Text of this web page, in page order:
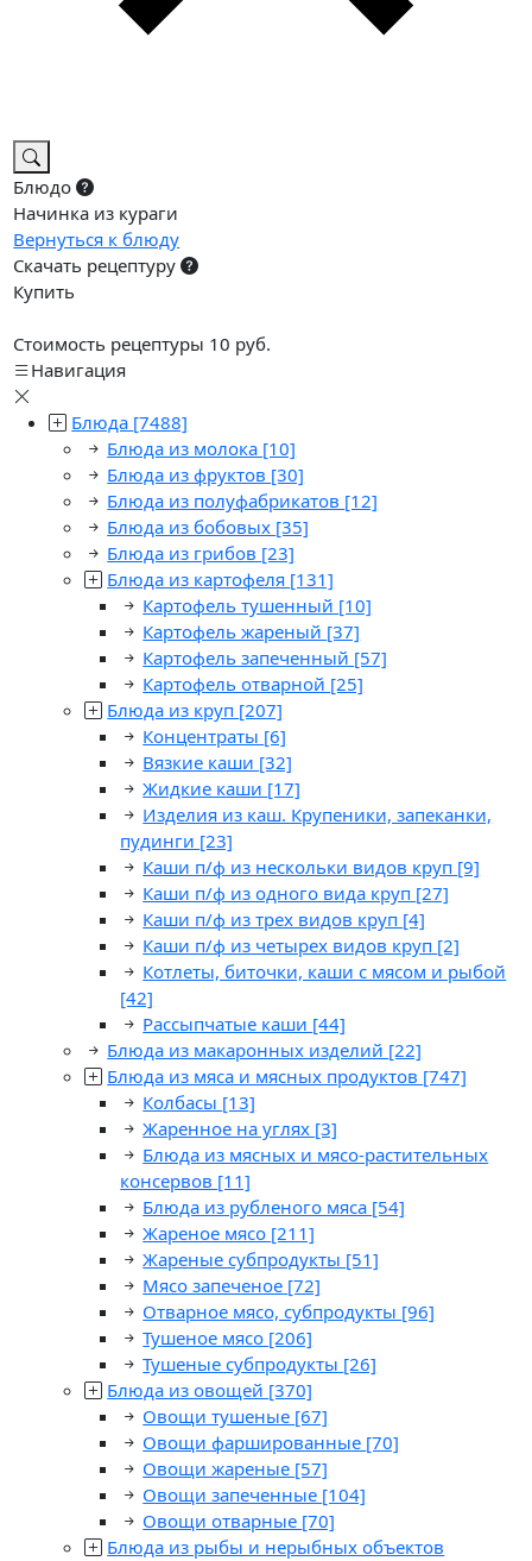
Блюдо
Начинка из кураги
Вернуться к блюду
Скачать рецептуру
Купить
Стоимость рецептуры 10 руб.
Навигация
Блюда [7488]
Блюда из молока [10]
Блюда из фруктов [30]
Блюда из полуфабрикатов [12]
Блюда из бобовых [35]
Блюда из грибов [23]
Блюда из картофеля [131]
Картофель тушенный [10]
Картофель жареный [37]
Картофель запеченный [57]
Картофель отварной [25]
Блюда из круп [207]
Концентраты [6]
Вязкие каши [32]
Жидкие каши [17]
Изделия из каш. Крупеники, запеканки,
пудинги [23]
Каши п/ф из нескольки видов круп [9]
Каши п/ф из одного вида круп [27]
Каши п/ф из трех видов круп [4]
Каши п/ф из четырех видов круп [2]
Котлеты, биточки, каши с мясом и рыбой
[42]
Рассыпчатые каши [44]
Блюда из макаронных изделий [22]
Блюда из мяса и мясных продуктов [747]
Колбасы [13]
Жаренное на углях [3]
Блюда из мясных и мясо-растительных
консервов [11]
Блюда из рубленого мяса [54]
Жареное мясо [211]
Жареные субпродукты [51]
Мясо запеченое [72]
Отварное мясо, субпродукты [96]
Тушеное мясо [206]
Тушеные субпродукты [26]
Блюда из овощей [370]
Овощи тушеные [67]
Овощи фаршированные [70]
Овощи жареные [57]
Овощи запеченные [104]
Овощи отварные [70]
Блюда из рыбы и нерыбных объектов